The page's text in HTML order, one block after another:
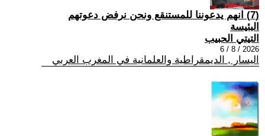
(7) انهم يدعوننا للمستنقع ونحن نرفض دعوتهم
البئيسة
التيتي الحبيب
2026 / 8 / 6
اليسار , الديمقراطية والعلمانية في المغرب العربي